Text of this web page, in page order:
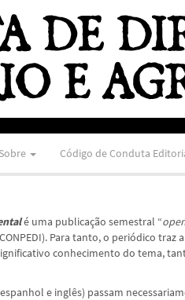
Sobre Código de Conduta
é uma publicação semestral “
Para tanto, o periódico
conhecimento do tema,
e inglês) passam